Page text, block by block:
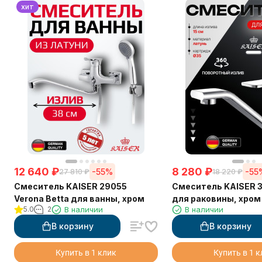
хит
12 640 ₽27 810 ₽ -55%
Смеситель KAISER 29055
Verona Betta для ванны, хром
5.0 2 В наличии
В корзину
Купить в 1 клик
8 280 ₽18 220 ₽ -
Смеситель KAISER
для раковины, хром
В наличии
В корзину
Купить в 1